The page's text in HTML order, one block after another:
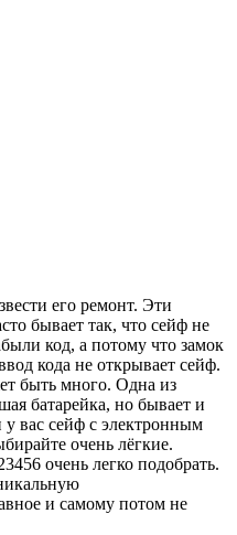
его ремонт. Эти
бывает так, что сейф не
код, а потому что замок
кода не открывает сейф.
быть много. Одна из
батарейка, но бывает и
вас сейф с электронным
очень лёгкие.
очень легко подобрать.
и самому потом не